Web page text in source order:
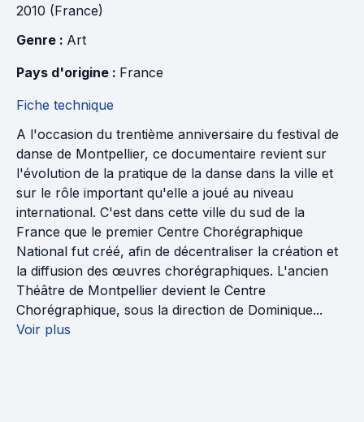
2010 (France)
Genre : Art
Pays d'origine : France
Fiche technique
A l'occasion du trentième anniversaire du festival de
danse de Montpellier, ce documentaire revient sur
l'évolution de la pratique de la danse dans la ville et
sur le rôle important qu'elle a joué au niveau
international. C'est dans cette ville du sud de la
France que le premier Centre Chorégraphique
National fut créé, afin de décentraliser la création et
la diffusion des œuvres chorégraphiques. L'ancien
Théâtre de Montpellier devient le Centre
Chorégraphique, sous la direction de Dominique...
Voir plus